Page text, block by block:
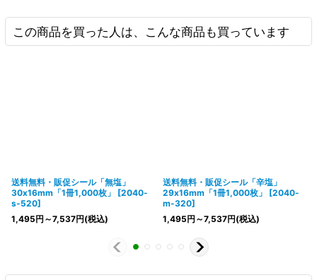
この商品を買った人は、こんな商品も買っています
送料無料・販促シール「無塩」
30x16mm「1冊1,000枚」
[2040-
s-520]
1,495円 ～7,537円(税込)
送料無料・販促シール「辛塩」
29x16mm「1冊1,000枚」
[2040-
m-320]
1,495円 ～7,537円(税込)